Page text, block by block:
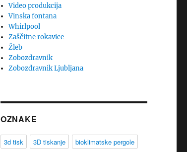
Video produkcija
Vinska fontana
Whirlpool
Zaščitne rokavice
Žleb
Zobozdravnik
Zobozdravnik Ljubljana
OZNAKE
3d tisk 3D tiskanje
bioklimatske pergole